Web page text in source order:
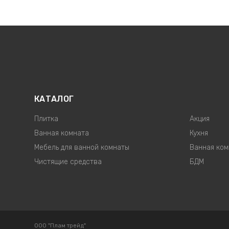
КАТАЛОГ
Плитка
Акция
Ванная комната
Кухня
Мебель для ванной комнаты
Ванная
Чистящие средства
БДМ
ООО "Плам трейд"